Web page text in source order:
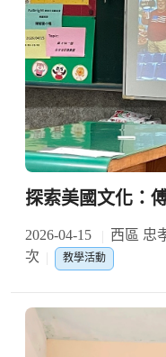
探索美國文化：
2026-04-15 西區 忠
次
教學活動